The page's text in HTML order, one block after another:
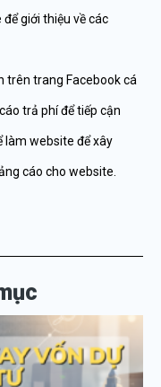
giới thiệu về các
trên trang Facebook cá
trả phí để tiếp cận
làm website để xây
cáo cho website.